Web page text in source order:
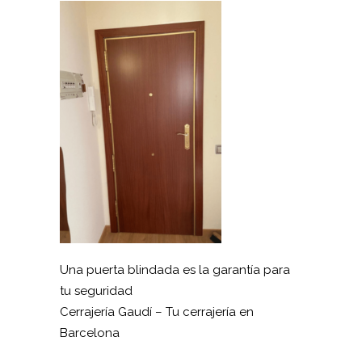
Una puerta blindada es la garantía para
tu seguridad
Cerrajería Gaudí – Tu cerrajería en
Barcelona